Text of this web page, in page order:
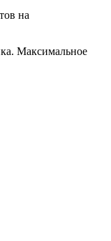
на
Максимальное